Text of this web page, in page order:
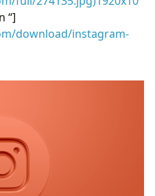
“]
download/instagram-